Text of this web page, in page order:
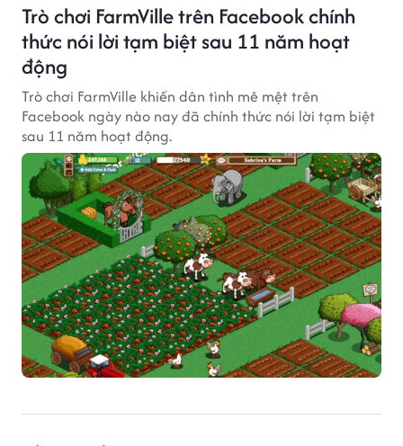
Trò chơi FarmVille trên Facebook chính
thức nói lời tạm biệt sau 11 năm hoạt
động
Trò chơi FarmVille khiến dân tình mê mệt trên
Facebook ngày nào nay đã chính thức nói lời tạm biệt
sau 11 năm hoạt động.